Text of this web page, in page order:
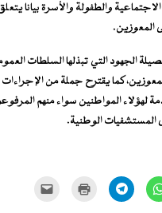
والطفولة والأسرة بيانا
المعوزين.
الجهود التي تبذلها السلطات
كما يقترح جملة من الإجراءات
لهؤلاء المواطنين سواء منهم
الوطنية.
انقر
للمشاركة
انقر
للمشاركة للطباعة